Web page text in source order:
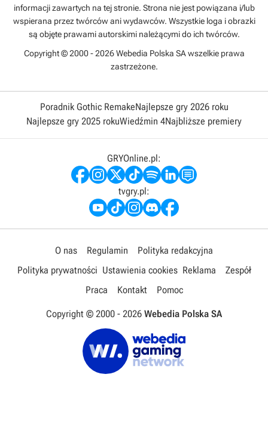
informacji zawartych na tej stronie. Strona nie jest powiązana i/lub
wspierana przez twórców ani wydawców. Wszystkie loga i obrazki
są objęte prawami autorskimi należącymi do ich twórców.
Copyright © 2000 - 2026 Webedia Polska SA wszelkie prawa
zastrzeżone.
Poradnik Gothic RemakeNajlepsze gry 2026 roku
Najlepsze gry 2025 rokuWiedźmin 4Najbliższe premiery
GRYOnline.pl:
tvgry.pl:
O nas Regulamin
Polityka redakcyjna
Polityka prywatności Ustawienia cookies Reklama
Zespół
Praca
Kontakt Pomoc
Copyright © 2000 - 2026 Webedia Polska SA